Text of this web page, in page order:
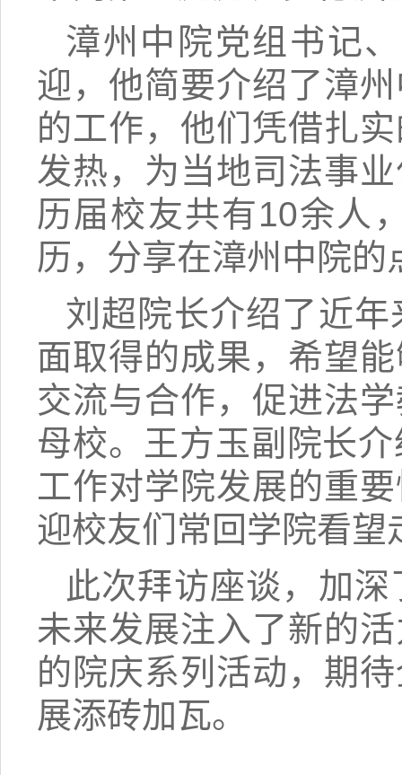
漳州中院党组书记
迎，他简要介绍了漳
的工作，他们凭借扎
发热，为当地司法事
历届校友共有10余人
历，分享在漳州中院
刘超院长介绍了近
面取得的成果，希望
交流与合作，促进法
母校。王方玉副院长
工作对学院发展的重
迎校友们常回学院看望
此次拜访座谈，加
未来发展注入了新的
的院庆系列活动，期
展添砖加瓦。